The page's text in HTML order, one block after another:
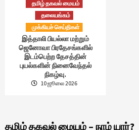
தமிழ் தகவல் மையம்
தலையங்கம்
முக்கியச் செய்திகள்
இத்தாலி பியல்லா மற்றும்
ஜெனோவா பிரதேசங்களில்
இடம்பெற்ற தேசத்தின்
புயல்களின் நினைவேந்தல்
நிகழ்வு.
10 ஜூலை 2026
தமிழ் தகவல் மையம் – நாம் யார்?